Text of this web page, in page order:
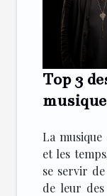
Top 3
La
et les
se servir
de leur